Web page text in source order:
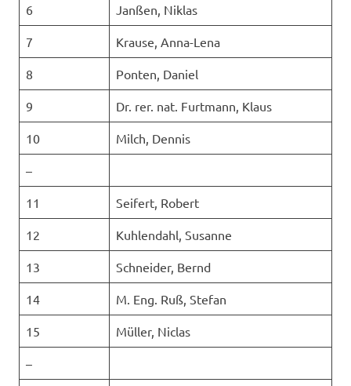
6 Janßen, Niklas
7 Krause, Anna-Lena
8 Ponten, Daniel
9 Dr. rer. nat. Furtmann, Klaus
10 Milch, Dennis
–
11 Seifert, Robert
12 Kuhlendahl, Susanne
13 Schneider, Bernd
14 M. Eng. Ruß, Stefan
15 Müller, Niclas
–